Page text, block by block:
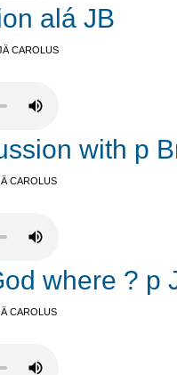
alá JB
CAROLUS
with p
CAROLUS
where ? p
CAROLUS